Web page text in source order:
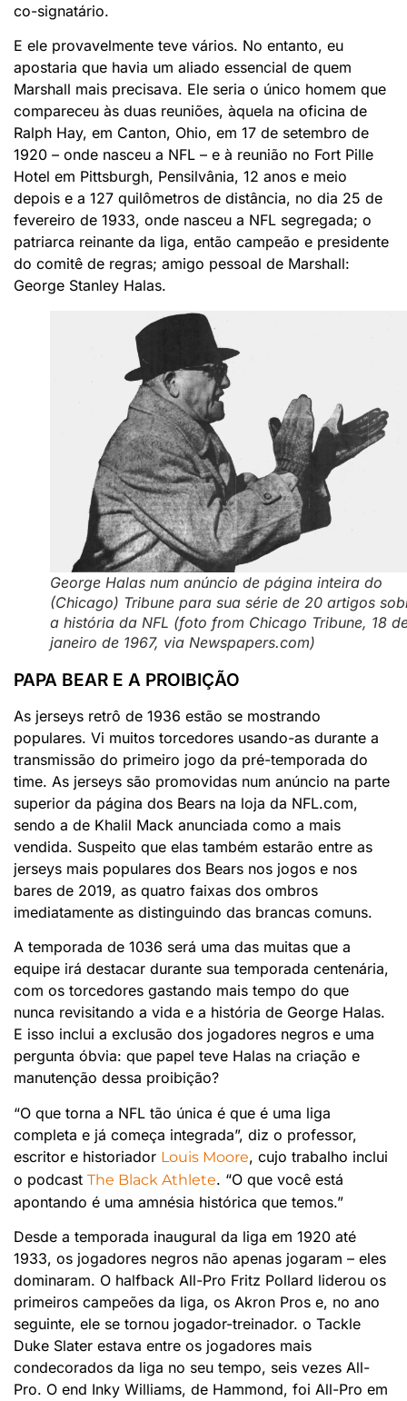
co-signatário.
E ele provavelmente teve vários. No entanto, eu
apostaria que havia um aliado essencial de quem
Marshall mais precisava. Ele seria o único homem que
compareceu às duas reuniões, àquela na oficina de
Ralph Hay, em Canton, Ohio, em 17 de setembro de
1920 – onde nasceu a NFL – e à reunião no Fort Pille
Hotel em Pittsburgh, Pensilvânia, 12 anos e meio
depois e a 127 quilômetros de distância, no dia 25 de
fevereiro de 1933, onde nasceu a NFL segregada; o
patriarca reinante da liga, então campeão e presidente
do comitê de regras; amigo pessoal de Marshall:
George Stanley Halas.
George Halas num anúncio de página inteira do
(Chicago) Tribune para sua série de 20 artigos
a história da NFL (foto from Chicago Tribune, 18
janeiro de 1967, via Newspapers.com)
PAPA BEAR E A PROIBIÇÃO
As jerseys retrô de 1936 estão se mostrando
populares. Vi muitos torcedores usando-as durante a
transmissão do primeiro jogo da pré-temporada do
time. As jerseys são promovidas num anúncio na parte
superior da página dos Bears na loja da NFL.com,
sendo a de Khalil Mack anunciada como a mais
vendida. Suspeito que elas também estarão entre as
jerseys mais populares dos Bears nos jogos e nos
bares de 2019, as quatro faixas dos ombros
imediatamente as distinguindo das brancas comuns.
A temporada de 1036 será uma das muitas que a
equipe irá destacar durante sua temporada centenária,
com os torcedores gastando mais tempo do que
nunca revisitando a vida e a história de George Halas.
E isso inclui a exclusão dos jogadores negros e uma
pergunta óbvia: que papel teve Halas na criação e
manutenção dessa proibição?
“O que torna a NFL tão única é que é uma liga
completa e já começa integrada”, diz o professor,
escritor e historiador Louis Moore, cujo trabalho inclui
o podcast The Black Athlete. “O que você está
apontando é uma amnésia histórica que temos.”
Desde a temporada inaugural da liga em 1920 até
1933, os jogadores negros não apenas jogaram – eles
dominaram. O halfback All-Pro Fritz Pollard liderou os
primeiros campeões da liga, os Akron Pros e, no ano
seguinte, ele se tornou jogador-treinador. o Tackle
Duke Slater estava entre os jogadores mais
condecorados da liga no seu tempo, seis vezes All-
Pro. O end Inky Williams, de Hammond, foi All-Pro em